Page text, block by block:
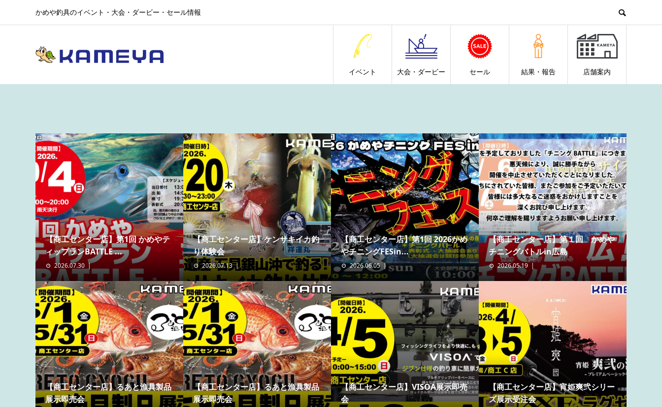
かめや釣具のイベント・大会・ダービー・セール情報
イベント 大会・ダービー セール 結果・報告 店舗案内
【商工センター店】第1回 かめやテ
ィップランBATTLE ...
2026.07.30
【商工センター店】ケンサキイカ釣
り体験会
2026.07.13
【商工センター店】第1回 2026かめ
やチニングFESin...
2026.06.05
【商工センター店】第１回 かめや
チニングバトルin広島
2026.05.19
【商工センター店】るあと漁具製品
展示即売会
【商工センター店】るあと漁具製品
展示即売会
【商工センター店】VISOA展示即売
会
【商工センター店】宵姫爽弐シリー
ズ展示受注会